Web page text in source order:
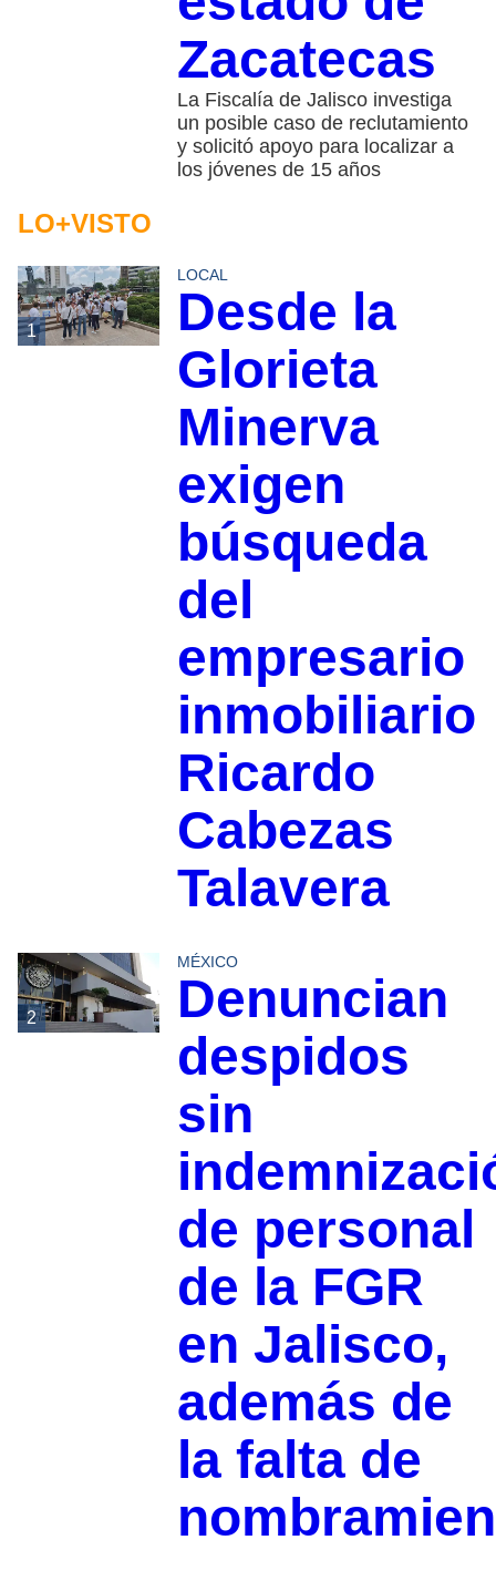
Zacatecas
La Fiscalía de Jalisco investiga
un posible caso de reclutamiento
y solicitó apoyo para localizar a
los jóvenes de 15 años
LO+VISTO
1
LOCAL
Desde la
Glorieta
Minerva
exigen
búsqueda
del
empresario
inmobiliario
Ricardo
Cabezas
Talavera
2
MÉXICO
Denuncian
despidos
sin
de personal
de la FGR
en Jalisco,
además de
la falta de